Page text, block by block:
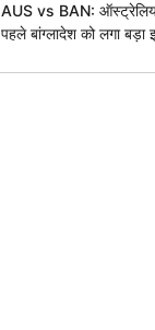
AUS vs BAN:
पहले बांग्लादेश को लगा बड़ा